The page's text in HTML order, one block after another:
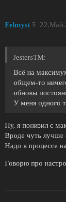
Felmyst 5
JestersTM:
Всё на
общем-то
обновы
У меня одного
Ну, я понизил с
Вроде чуть лучше
Надо в процессе
Говорю про